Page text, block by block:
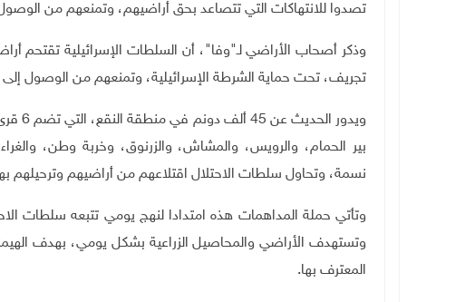
تصدوا للانتهاكات التي تتصاعد بحق أراضيهم، وتمنعهم من الوصول
وذكر أصحاب الأراضي لـ"وفا"، أن السلطات الإسرائيلية تقتحم
تجريف، تحت حماية الشرطة الإسرائيلية، وتمنعهم من الوصول
نسمة، وتحاول سلطات الاحتلال اقتلاعهم من أراضيهم وترحيلهم
وتأتي حملة المداهمات هذه امتدادا لنهج يومي تتبعه سلطات
وتستهدف الأراضي والمحاصيل الزراعية بشكل يومي، بهدف
المعترف بها.